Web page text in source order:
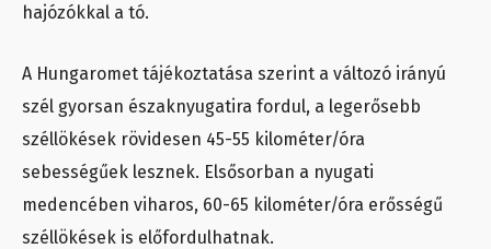
hajózókkal a tó.
A Hungaromet tájékoztatása szerint a változó irányú
szél gyorsan északnyugatira fordul, a legerősebb
széllökések rövidesen 45-55 kilométer/óra
sebességűek lesznek. Elsősorban a nyugati
medencében viharos, 60-65 kilométer/óra erősségű
széllökések is előfordulhatnak.